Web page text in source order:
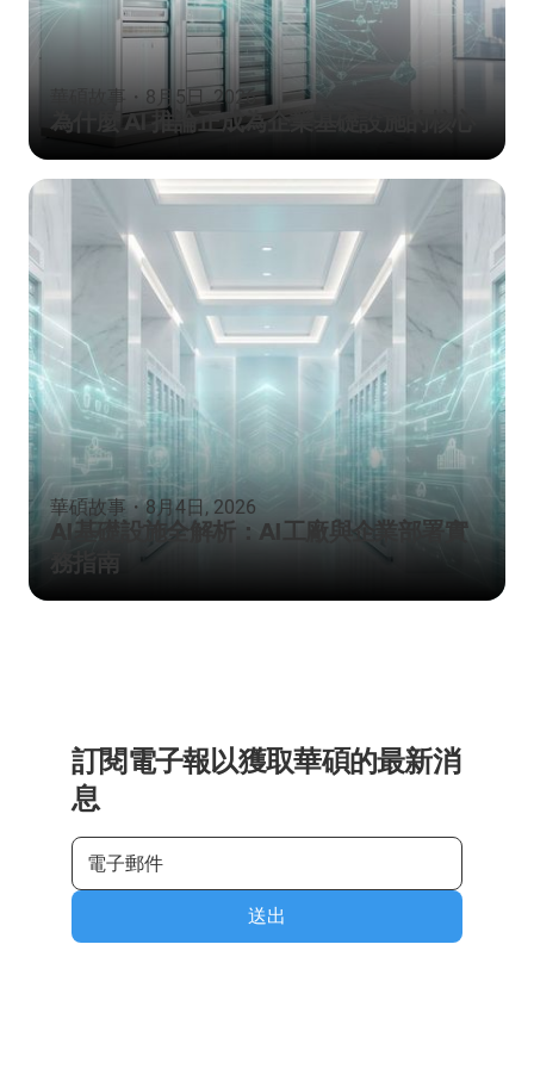
華碩故事 ・ 8月5日, 2026
為什麼 AI 推論正成為企業基礎設施的核心
華碩故事・8月4日, 2026
AI基礎設施全解析：AI工廠與企業部署實
務指南
訂閱電子報以獲取華碩的最新消
息
送出